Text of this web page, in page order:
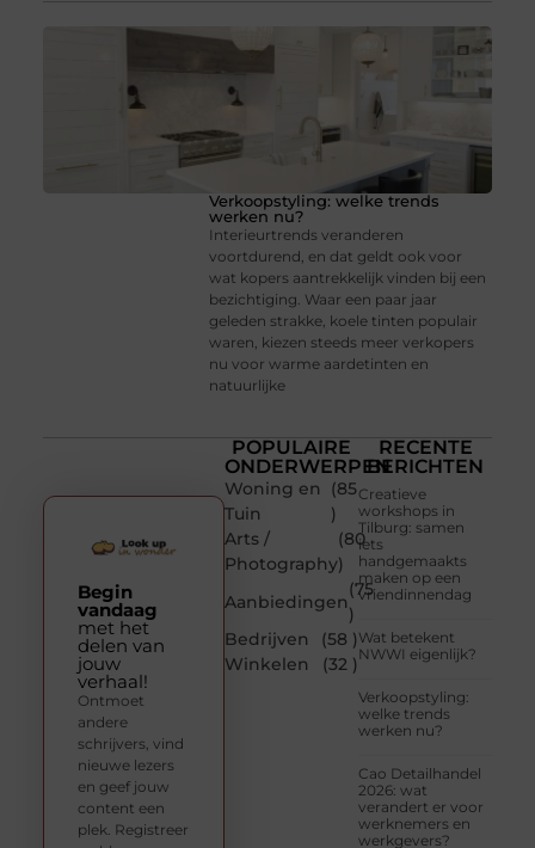
Verkoopstyling: welke trends
werken nu?
Interieurtrends veranderen
voortdurend, en dat geldt ook voor
wat kopers aantrekkelijk vinden bij een
bezichtiging. Waar een paar jaar
geleden strakke, koele tinten populair
waren, kiezen steeds meer verkopers
nu voor warme aardetinten en
natuurlijke
POPULAIRE
ONDERWERPEN
Woning en
Tuin
(85
)
Arts /
Photography
(80
)
Aanbiedingen
(75
)
Bedrijven
(58 )
Winkelen
(32 )
RECENTE
BERICHTEN
Creatieve
workshops in
Tilburg: samen
iets
handgemaakts
maken op een
vriendinnendag
Wat betekent
NWWI eigenlijk?
Verkoopstyling:
welke trends
werken nu?
Cao Detailhandel
2026: wat
verandert er voor
werknemers en
werkgevers?
Begin
vandaag
met het
delen van
jouw
verhaal!
Ontmoet
andere
schrijvers, vind
nieuwe lezers
en geef jouw
content een
plek. Registreer